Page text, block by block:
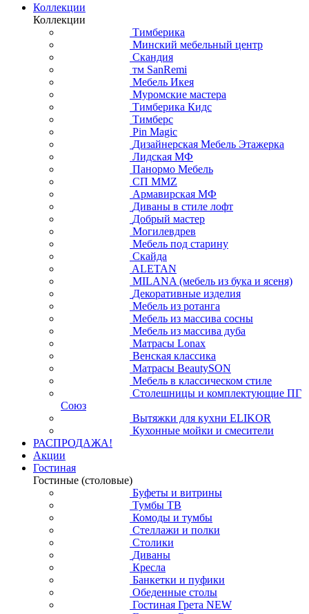
Коллекции
Коллекции
Тимберика
Минский мебельный центр
Скандия
тм SanRemi
Мебель Икея
Муромские мастера
Тимберика Кидс
Тимберс
Pin Magic
Дизайнерская Мебель Этажерка
Лидская МФ
Панормо Мебель
СП ММZ
Армавирская МФ
Диваны в стиле лофт
Добрый мастер
Могилевдрев
Мебель под старину
Скайда
ALETAN
MILANA (мебель из бука и ясеня)
Декоративные изделия
Мебель из ротанга
Мебель из массива сосны
Мебель из массива дуба
Матрасы Lonax
Венская классика
Матрасы BeautySON
Мебель в классическом стиле
Столешницы и комплектующие ПГ
Союз
Вытяжки для кухни ELIKOR
Кухонные мойки и смесители
РАСПРОДАЖА!
Акции
Гостиная
Гостиные (столовые)
Буфеты и витрины
Тумбы ТВ
Комоды и тумбы
Стеллажи и полки
Столики
Диваны
Кресла
Банкетки и пуфики
Обеденные столы
Гостиная Грета NEW